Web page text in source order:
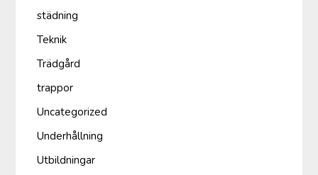
städning
Teknik
Trädgård
trappor
Uncategorized
Underhållning
Utbildningar